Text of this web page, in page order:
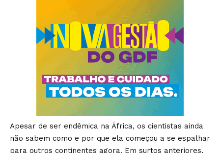
Apesar de ser endêmica na África, os cientistas ainda
não sabem como e por que ela começou a se espalhar
para outros continentes agora. Em surtos anteriores,